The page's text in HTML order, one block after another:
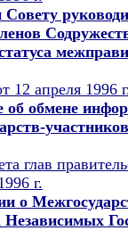
12 апреля 1996
об обмене
глав
г.
о
Независимых